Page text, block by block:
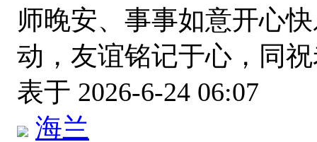
师晚安、事事如意开心
动，友谊铭记于心，同
表于 2026-6-24 06:07
海兰